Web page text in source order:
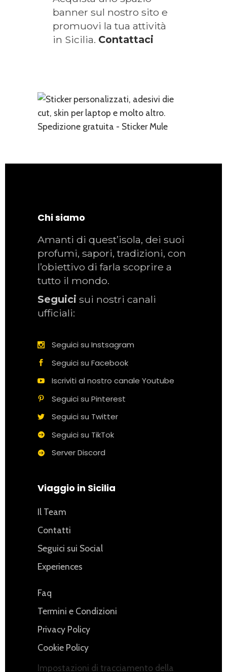
banner sul nostro sito e
promuovi la tua attività
in Sicilia. Contattaci
Chi siamo
Amanti di quest’isola, dei suoi
profumi, sapori, tradizioni, con
l’obiettivo di farla scoprire a
tutto il mondo.
Seguici sui nostri canali
ufficiali:
Seguici su Instsagram
Seguici su Facebook
Iscriviti al nostro canale Youtube
Seguici su Pinterest
Seguici su Twitter
Seguici su TikTok
Server Discord
Viaggio in Sicilia
Il Team
Contatti
Seguici sui Social
Experiences
Faq
Termini e Condizioni
Privacy Policy
Cookie Policy
Impostazioni di tracciamento della